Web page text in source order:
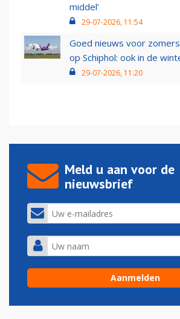
middel’
29-07-2026, 11:54
Goed nieuws voor
op Schiphol: ook in de
29-07-2026, 11:20
Meld u aan voor de
nieuwsbrief